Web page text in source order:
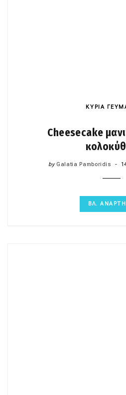
ΚΥΡΙΑ
Cheesecake
by Galatia Pamboridis
ΒΛ.